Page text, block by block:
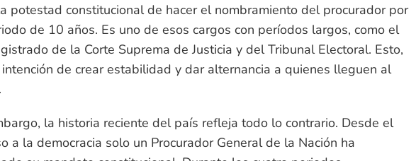
potestad constitucional de hacer el nombramiento del procurador por
de 10 años. Es uno de esos cargos con períodos largos, como el
de la Corte Suprema de Justicia y del Tribunal Electoral. Esto,
de crear estabilidad y dar alternancia a quienes lleguen al
la historia reciente del país refleja todo lo contrario. Desde el
a la democracia solo un Procurador General de la Nación ha